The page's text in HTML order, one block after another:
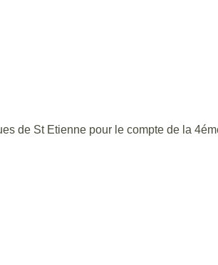
de St Etienne pour le compte de la